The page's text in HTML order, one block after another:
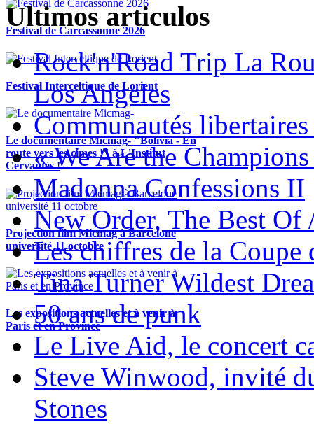
Festival de Carcassonne 2026
Festival Interceltique de Lorient
Le documentaire Micmag- "Bolivia - En
route vers les cimes !" à L'Institut
Cervantès !
Projection film Micmag à Barcelone
université 11 octobre
Les expositions actuelles et à venir à
Paris et en Province
Ultimos articulos
Rock'n'Road Trip La
Los Angeles
Communautés libertaires
« We Are the
Madonna Confessions II
New Order, The Best Of
Les chiffres de la Coupe
Tina Turner Wildest
50 ans de punk
Le Live Aid, le concert
Steve Winwood, invité
Stones